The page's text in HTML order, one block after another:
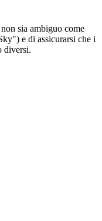
sia ambiguo come
e di assicurarsi che i
diversi.